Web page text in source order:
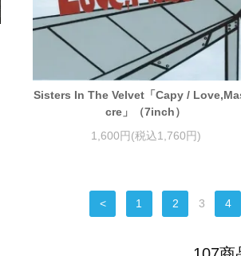
Sisters In The Velvet「Capy /
cre」（7inch）
1,600円(税込1,760円)
< 1 2 3 4